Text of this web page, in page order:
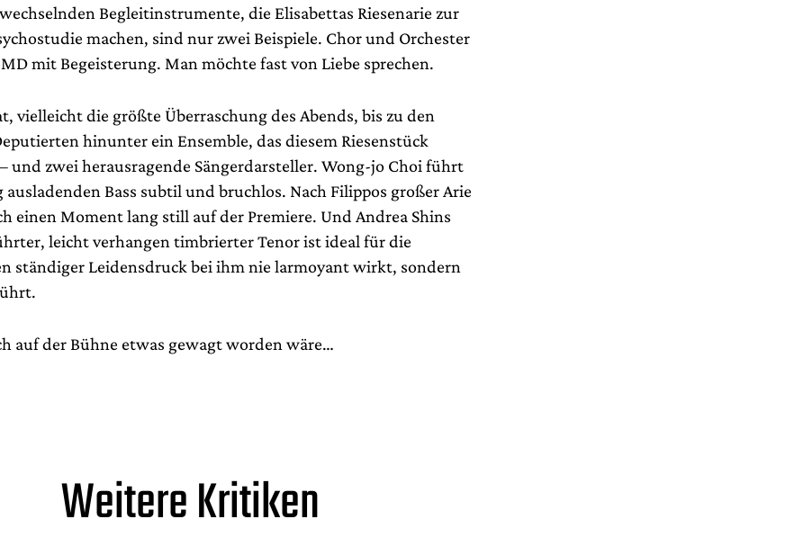
Begleitinstrumente, die Elisabettas Riesenarie zur
machen, sind nur zwei Beispiele. Chor und Orchester
mit Begeisterung. Man möchte fast von Liebe sprechen.
vielleicht die größte Überraschung des Abends, bis zu den
hinunter ein Ensemble, das diesem Riesenstück
und zwei herausragende Sängerdarsteller. Wong-jo Choi führt
ausladenden Bass subtil und bruchlos. Nach Filippos großer Arie
einen Moment lang still auf der Premiere. Und Andrea Shins
leicht verhangen timbrierter Tenor ist ideal für die
ständiger Leidensdruck bei ihm nie larmoyant wirkt, sondern
auf der Bühne etwas gewagt worden wäre…
Weitere Kritiken